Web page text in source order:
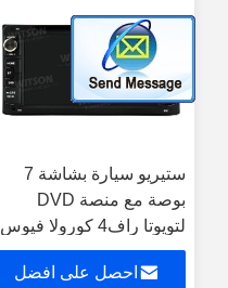
ستيريو سيارة بشاشة 7
بوصة مع منصة DVD
لتويوتا راف4 كورولا فيوس
هيلوكس تيريوس لاند
كروزر 100 فانزا فورتشنر
احصل على افضل